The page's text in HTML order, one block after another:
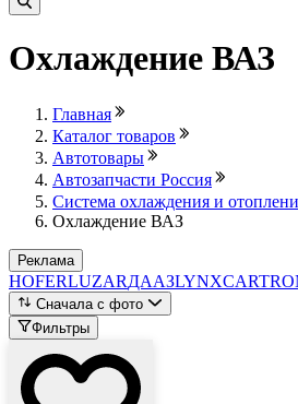
Охлаждение ВАЗ
Главная
Каталог товаров
Автотовары
Автозапчасти Россия
Система охлаждения и
Охлаждение ВАЗ
Реклама
HOFERLUZARДААЗLYNX
Сначала с фото
Фильтры